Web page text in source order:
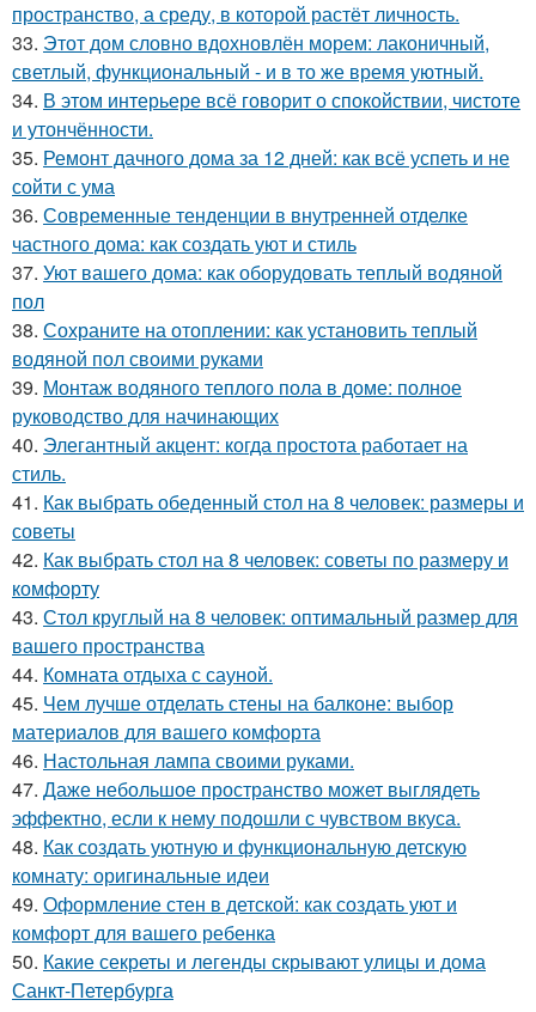
пространство, а среду, в которой растёт личность.
33. Этот дом словно вдохновлён морем: лаконичный,
светлый, функциональный - и в то же время уютный.
34. В этом интерьере всё говорит о спокойствии, чистоте
и утончённости.
35. Ремонт дачного дома за 12 дней: как всё успеть и не
сойти с ума
36. Современные тенденции в внутренней отделке
частного дома: как создать уют и стиль
37. Уют вашего дома: как оборудовать теплый водяной
пол
38. Сохраните на отоплении: как установить теплый
водяной пол своими руками
39. Монтаж водяного теплого пола в доме: полное
руководство для начинающих
40. Элегантный акцент: когда простота работает на
стиль.
41. Как выбрать обеденный стол на 8 человек: размеры и
советы
42. Как выбрать стол на 8 человек: советы по размеру и
комфорту
43. Стол круглый на 8 человек: оптимальный размер для
вашего пространства
44. Комната отдыха с сауной.
45. Чем лучше отделать стены на балконе: выбор
материалов для вашего комфорта
46. Настольная лампа своими руками.
47. Даже небольшое пространство может выглядеть
эффектно, если к нему подошли с чувством вкуса.
48. Как создать уютную и функциональную детскую
комнату: оригинальные идеи
49. Оформление стен в детской: как создать уют и
комфорт для вашего ребенка
50. Какие секреты и легенды скрывают улицы и дома
Санкт-Петербурга